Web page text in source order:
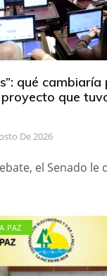
qué
que
De 2026
el Senado le
PAZ